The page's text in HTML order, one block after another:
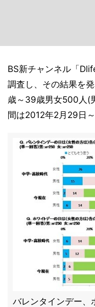
BS新チャンネル「
調査し、その結果を
歳～39歳男女500人(
間は2012年2月29日～
バレンタインデー、